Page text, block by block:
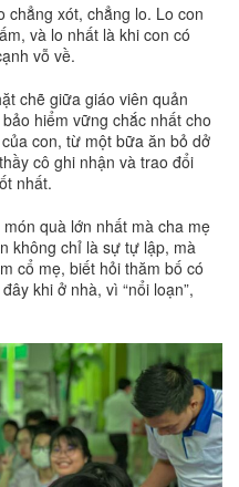
chẳng xót, chẳng lo. Lo con
và lo nhất là khi con có
vỗ về.
chẽ giữa giáo viên quản
hiểm vững chắc nhất cho
con, từ một bữa ăn bỏ dở
cô ghi nhận và trao đổi
nhất.
quà lớn nhất mà cha mẹ
không chỉ là sự tự lập, mà
cổ mẹ, biết hỏi thăm bố có
khi ở nhà, vì “nổi loạn”,